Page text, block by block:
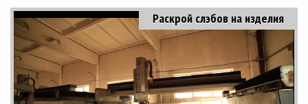
Раскрой слэбов на изделия